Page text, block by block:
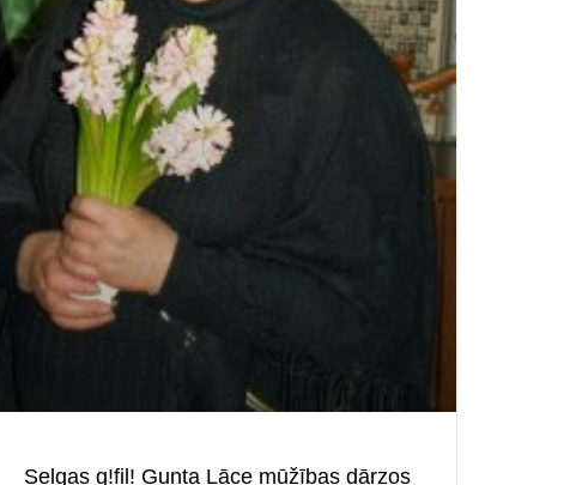
Selgas g!fil! Gunta Lāce mūžības dārzos